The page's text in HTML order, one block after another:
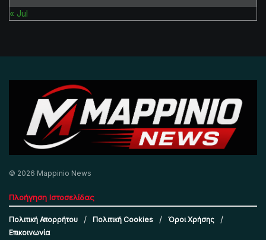
« Jul
© 2026 Mappinio News
Πλοήγηση Ιστοσελίδας
Πολιτική Απορρήτου Πολιτική Cookies
Όροι Χρήσης
Επικοινωνία